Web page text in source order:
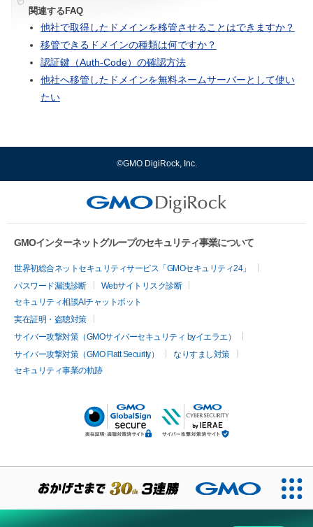
関連するFAQ
他社で取得したドメインを移管させることはできますか？
移管できるドメインの種類は何ですか？
認証鍵（Auth-Code）の確認方法
他社へ移管したドメインを無料ネームサーバーとして使い
たい
©GMO DigiRock, Inc.
GMOインターネットグループのセキュリティ事業について
世界初総合ネットセキュリティサービス「GMOセキュリティ24」
パスワード漏洩診断
Webサイトリスク診断
セキュリティ相談AIチャットボット
実在証明・盗聴対策
サイバー攻撃対策（GMOサイバーセキュリティ byイエラエ）
サイバー攻撃対策（GMO Flatt Security）
なりすまし対策
セキュリティ事業の軌跡